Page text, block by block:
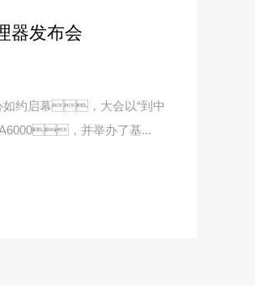
器发布会
如约启幕，大会以“到中
，并举办了基...